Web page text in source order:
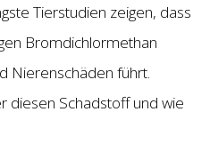
Tierstudien zeigen, dass
Bromdichlormethan
Nierenschäden führt.
diesen Schadstoff und wie